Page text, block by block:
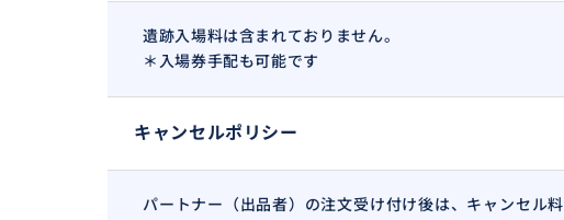
遺跡入場料は含まれておりません。
＊入場券手配も可能です
キャンセルポリシー
パートナー（出品者）の注文受け付け後は、キャンセル